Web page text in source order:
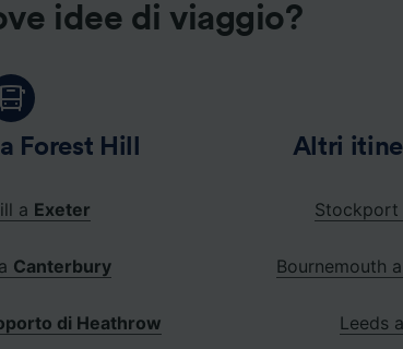
idee di viaggio?
Forest Hill
a Exeter
Canterbury
di Heathrow
Altri
Stockport
Bournemouth
Leeds a